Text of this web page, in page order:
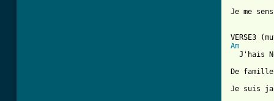
Je me
Am
J'hais
De
Je suis